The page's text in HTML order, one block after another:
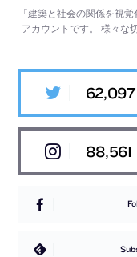
「建築と社会の関係を視
アカウントです。様々な
62,097
88,561